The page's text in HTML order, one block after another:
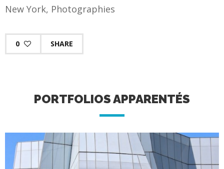
New York, Photographies
0 SHARE
PORTFOLIOS APPARENTÉS